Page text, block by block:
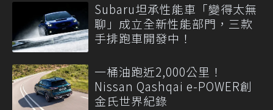
Subaru坦承性能車「變得太無
聊」成立全新性能部門，三款
手排跑車開發中！
一桶油跑近2,000公里！
Nissan Qashqai e-POWER創
金氏世界紀錄